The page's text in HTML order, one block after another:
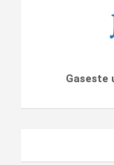
Gaseste